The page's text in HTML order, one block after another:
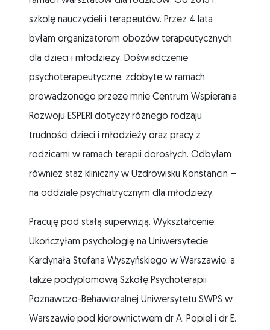
szkolę nauczycieli i terapeutów. Przez 4 lata
byłam organizatorem obozów terapeutycznych
dla dzieci i młodzieży. Doświadczenie
psychoterapeutyczne, zdobyte w ramach
prowadzonego przeze mnie Centrum Wspierania
Rozwoju ESPERI dotyczy różnego rodzaju
trudności dzieci i młodzieży oraz pracy z
rodzicami w ramach terapii dorosłych. Odbyłam
również staż kliniczny w Uzdrowisku Konstancin –
na oddziale psychiatrycznym dla młodzieży.
Pracuję pod stałą superwizją. Wykształcenie:
Ukończyłam psychologię na Uniwersytecie
Kardynała Stefana Wyszyńskiego w Warszawie, a
także podyplomową Szkołę Psychoterapii
Poznawczo-Behawioralnej Uniwersytetu SWPS w
Warszawie pod kierownictwem dr A. Popiel i dr E.